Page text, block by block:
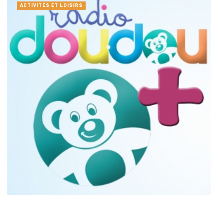
ACTIVITÉS ET LOISIRS